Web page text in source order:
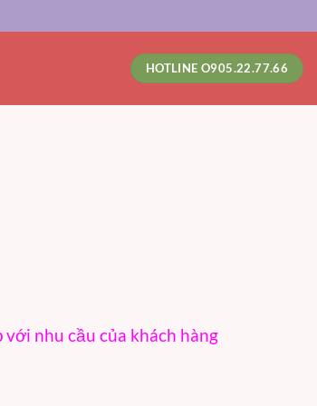
HOTLINE O905.22.77.66
nhu cầu của khách hàng